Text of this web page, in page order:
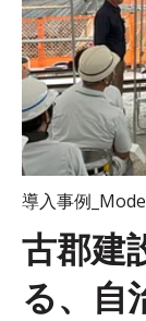
導入事例
古郡建
る、自